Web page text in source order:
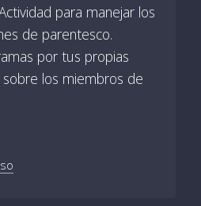
para manejar los
de parentesco.
por tus propias
los miembros de